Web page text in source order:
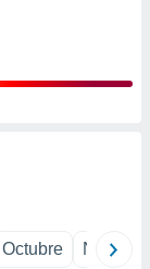
Octubre